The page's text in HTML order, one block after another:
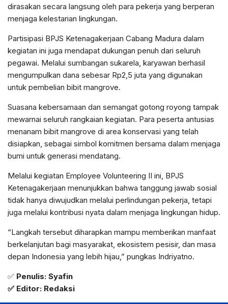
dirasakan secara langsung oleh para pekerja yang berperan
menjaga kelestarian lingkungan.
Partisipasi BPJS Ketenagakerjaan Cabang Madura dalam
kegiatan ini juga mendapat dukungan penuh dari seluruh
pegawai. Melalui sumbangan sukarela, karyawan berhasil
mengumpulkan dana sebesar Rp2,5 juta yang digunakan
untuk pembelian bibit mangrove.
Suasana kebersamaan dan semangat gotong royong tampak
mewarnai seluruh rangkaian kegiatan. Para peserta antusias
menanam bibit mangrove di area konservasi yang telah
disiapkan, sebagai simbol komitmen bersama dalam menjaga
bumi untuk generasi mendatang.
Melalui kegiatan Employee Volunteering II ini, BPJS
Ketenagakerjaan menunjukkan bahwa tanggung jawab sosial
tidak hanya diwujudkan melalui perlindungan pekerja, tetapi
juga melalui kontribusi nyata dalam menjaga lingkungan hidup.
“Langkah tersebut diharapkan mampu memberikan manfaat
berkelanjutan bagi masyarakat, ekosistem pesisir, dan masa
depan Indonesia yang lebih hijau,” pungkas Indriyatno.
✅ Penulis: Syafin
✅ Editor: Redaksi